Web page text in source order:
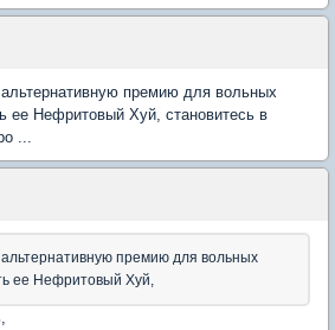
премию для вольных
ее Нефритовый Хуй, становитесь в
...
премию для вольных
ее Нефритовый Хуй,